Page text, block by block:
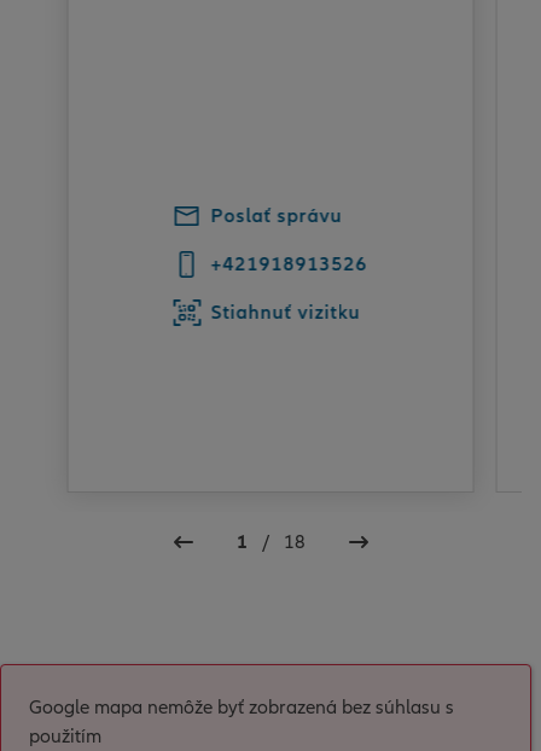
Poslať správu
+421918913526
Stiahnuť vizitku
1 / 18
Google mapa nemôže byť zobrazená bez súhlasu s
použitím